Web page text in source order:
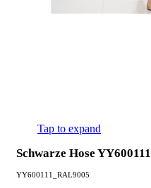
Tap to expand
Schwarze Hose YY600111
YY600111_RAL9005